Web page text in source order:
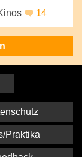
14
Praktika